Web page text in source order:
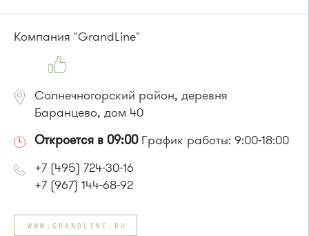
Компания "GrandLine"
Солнечногорский район, деревня
Баранцево, дом 40
Откроется в 09:00График работы: 9:00-18:00
+7 (495) 724-30-16
+7 (967) 144-68-92
WWW.GRANDLINE.RU